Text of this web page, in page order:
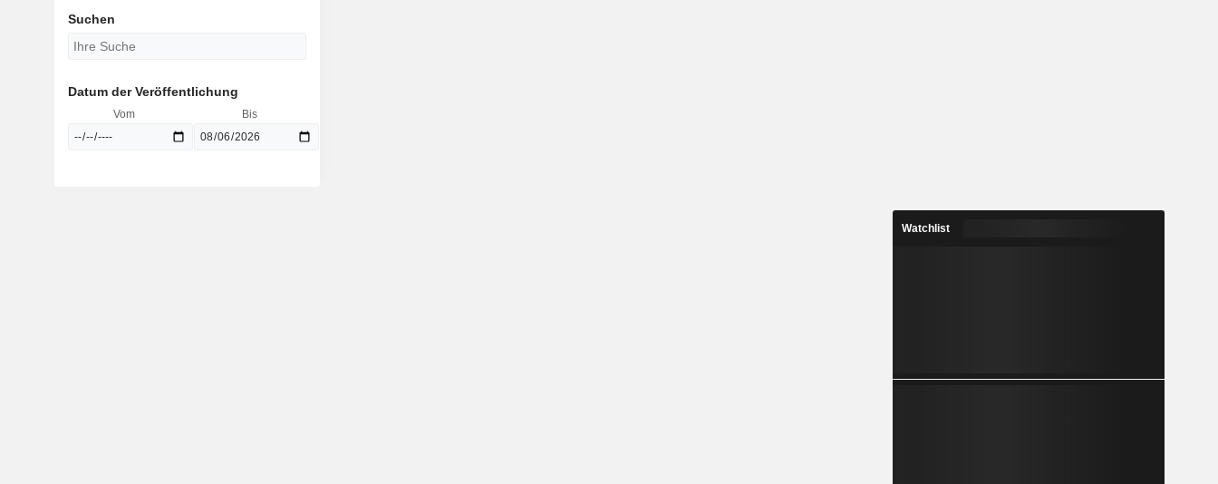
Suchen
Datum der Veröffentlichung
Vom Bis
Watchlist